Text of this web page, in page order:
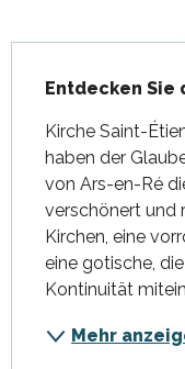
Entdecken Sie
Kirche Saint-
haben der
von Ars-en-Ré
verschönert und
Kirchen, eine
eine gotische,
Kontinuität
Mehr